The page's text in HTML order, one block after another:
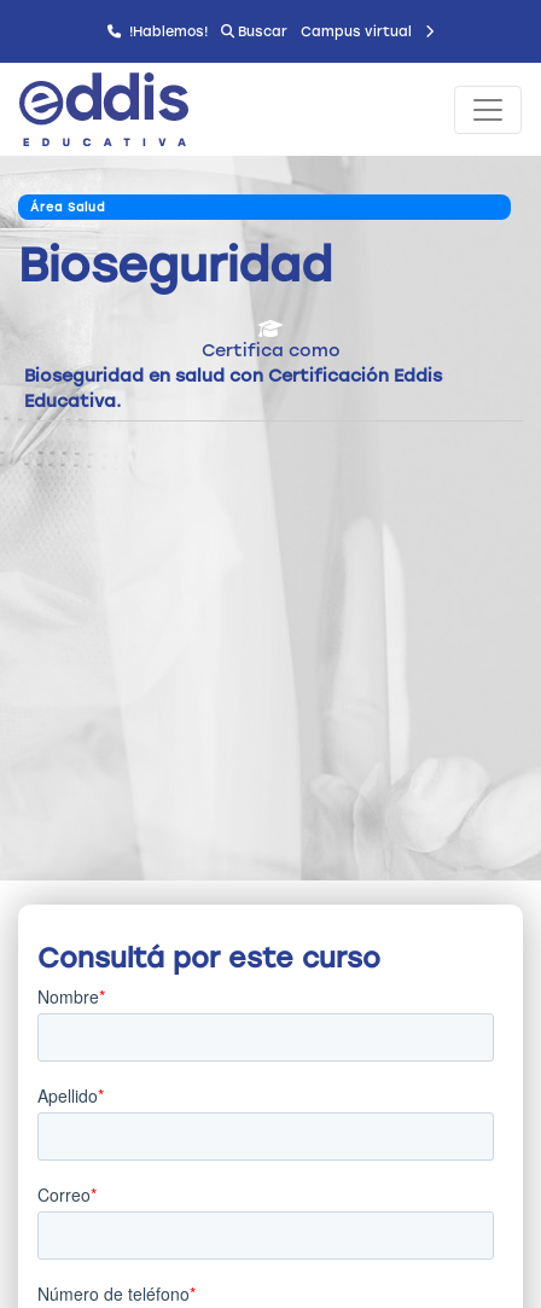
!Hablemos! Buscar Campus virtual
Área Salud
Bioseguridad
Certifica como
Bioseguridad en salud con Certificación Eddis
Educativa.
Consultá por este curso